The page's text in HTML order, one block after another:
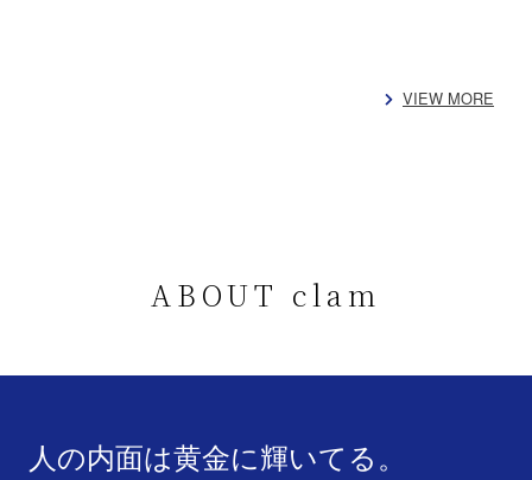
VIEW MORE
ABOUT clam
人の内面は黄金に輝いてる。